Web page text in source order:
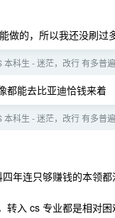
做的，所以我还没刷过
本科生 - 迷茫，改行 有多普
都能去比亚迪恰钱来着
本科生 - 迷茫，改行 有多普
年连只够赚钱的本领
转入 cs 专业都是相对